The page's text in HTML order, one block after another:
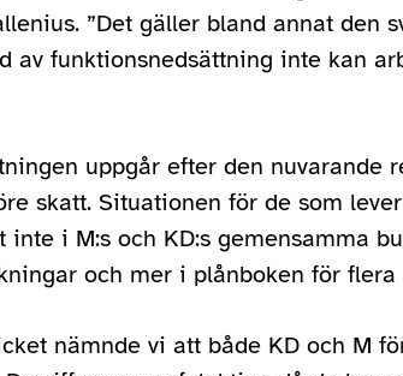
”Det gäller bland annat den
av funktionsnedsättning inte kan
uppgår efter den nuvarande
skatt. Situationen för de som
inte i M:s och KD:s gemensamma
och mer i plånboken för flera
nämnde vi att både KD och M